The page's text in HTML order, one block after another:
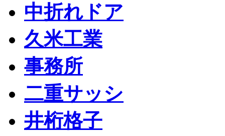
中折れドア
久米工業
事務所
二重サッシ
井桁格子